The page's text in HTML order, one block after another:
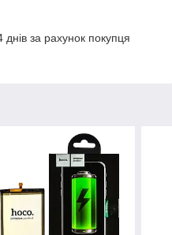
за рахунок покупця